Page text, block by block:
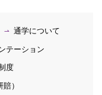
通学について
テーション
度
）